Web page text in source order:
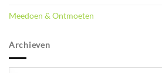
Meedoen & Ontmoeten
Archieven